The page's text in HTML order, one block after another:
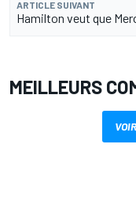
ARTICLE SUIVANT
Hamilton veut que
MEILLEURS